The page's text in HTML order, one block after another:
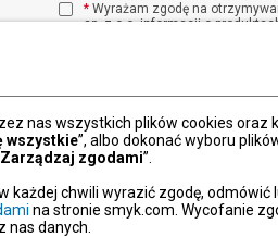
nas wszystkich plików cookies oraz
wszystkie”, albo dokonać wyboru
Zarządzaj zgodami”.
każdej chwili wyrazić zgodę, odmówić
na stronie smyk.com. Wycofanie
nas danych.
* Wyrażam zgodę na
sp. z o.o. informacji o
W każdej chwili możesz z
więcej